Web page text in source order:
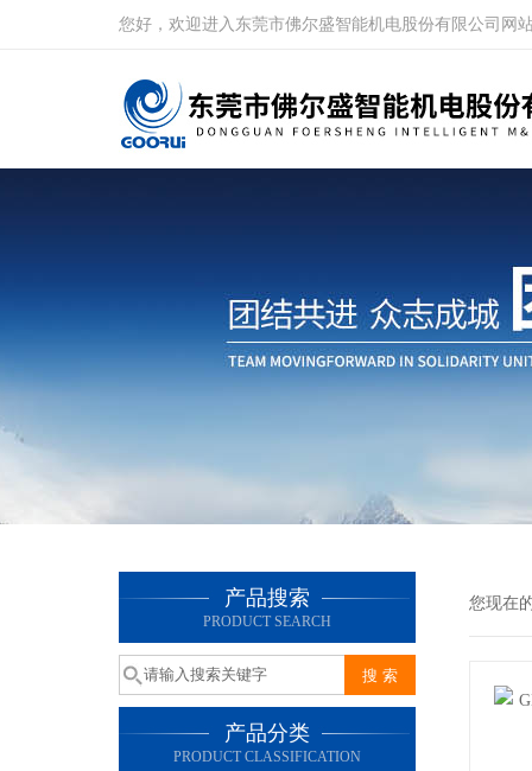
您好，欢迎进入东莞市佛尔盛智能机电股份有限公司网
产品搜索
PRODUCT SEARCH
产品分类
PRODUCT CLASSIFICATION
您现在